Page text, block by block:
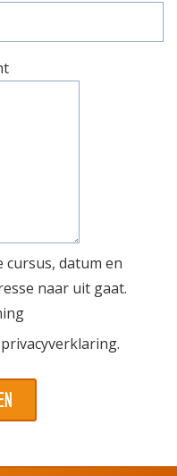
cursus, datum en
naar uit gaat.
privacyverklaring.